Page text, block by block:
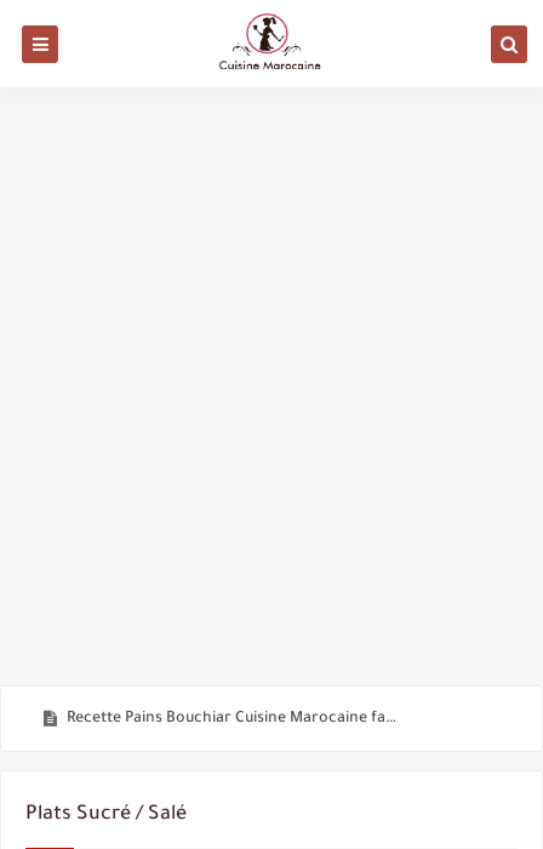
Gâteaux Sablés Sans Beurre
Gâteaux Noix de Coco Doré aux Caramel
Plats Sucré / Salé